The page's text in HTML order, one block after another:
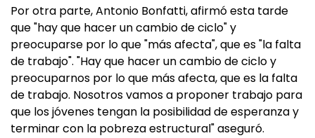
Por otra parte, Antonio Bonfatti, afirmó esta tarde
que "hay que hacer un cambio de ciclo" y
preocuparse por lo que "más afecta", que es "la falta
de trabajo". "Hay que hacer un cambio de ciclo y
preocuparnos por lo que más afecta, que es la falta
de trabajo. Nosotros vamos a proponer trabajo para
que los jóvenes tengan la posibilidad de esperanza y
terminar con la pobreza estructural" aseguró.